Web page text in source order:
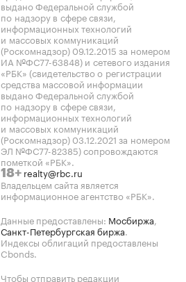
выдано Федеральной службой
по надзору в сфере связи,
информационных технологий
и массовых коммуникаций
(Роскомнадзор) 09.12.2015 за номером
ИА №ФС77-63848) и сетевого издания
«РБК» (свидетельство о регистрации
средства массовой информации
выдано Федеральной службой
по надзору в сфере связи,
информационных технологий
и массовых коммуникаций
(Роскомнадзор) 03.12.2021 за номером
ЭЛ №ФС77-82385) сопровождаются
пометкой «РБК».
18+ realty@rbc.ru
Владельцем сайта является
информационное агентство «РБК».
Данные предоставлены: Мосбиржа,
Санкт-Петербургская биржа.
Индексы облигаций предоставлены
Cbonds.
Чтобы отправить редакции